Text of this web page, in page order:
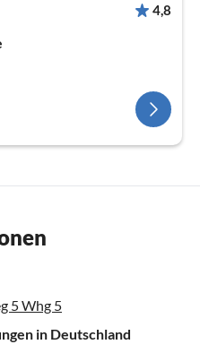
4,8
5 Whg 5
in Deutschland